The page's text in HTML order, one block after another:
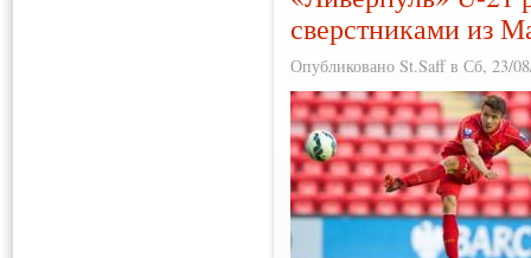
сверстниками из
Опубликовано St.Saff в Сб, 23/